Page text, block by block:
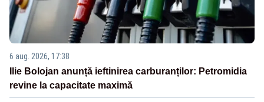
6 aug. 2026, 17:38
Ilie Bolojan anunță ieftinirea carburanților: Petromidia
revine la capacitate maximă